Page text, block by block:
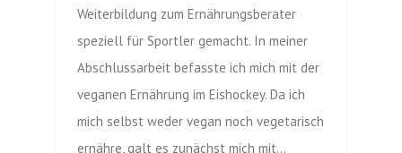
Weiterbildung zum Ernährungsberater
speziell für Sportler gemacht. In meiner
Abschlussarbeit befasste ich mich mit der
veganen Ernährung im Eishockey. Da ich
mich selbst weder vegan noch vegetarisch
ernähre, galt es zunächst mich mit…